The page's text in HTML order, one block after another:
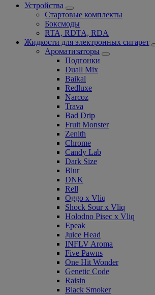
Устройства
Стартовые комплекты
Боксмоды
RTA, RDTA, RDA
Жидкости для электронных сигарет
Ароматизаторы
Подгонки
Duall Mix
Baikal
Redluxe
Narcoz
Trava
Bad Drip
Fruit Monster
Zenith
Chrome
Candy Lab
Dark Size
Blur
DNK
Rell
Oggo x Vliq
Shock Sour x Vliq
Holodno Pisec x Vliq
Epeak
Juice Head
INFLV Aroma
Five Pawns
One Hit Wonder
Genetic Code
Raisin
Black Smoker